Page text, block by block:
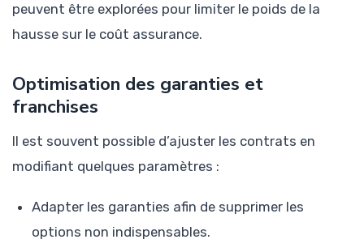
peuvent être explorées pour limiter le poids de la
hausse sur le coût assurance.
Optimisation des garanties et
franchises
Il est souvent possible d’ajuster les contrats en
modifiant quelques paramètres :
Adapter les garanties afin de supprimer les
options non indispensables.